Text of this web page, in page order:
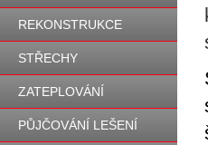
REKONSTRUKCE
STŘECHY
ZATEPLOVÁNÍ
PŮJČOVÁNÍ LEŠENÍ